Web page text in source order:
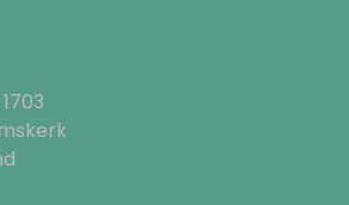
elektrische voertuigen
(gratis): 1